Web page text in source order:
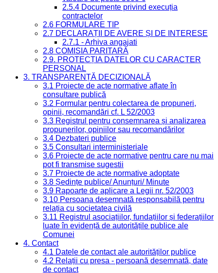
2.5.4 Documente privind execuția
contractelor
2.6 FORMULARE TIP
2.7 DECLARAȚII DE AVERE ȘI DE INTERESE
2.7.1 - Arhiva angajati
2.8 COMISIA PARITARĂ
2.9. PROTECȚIA DATELOR CU CARACTER
PERSONAL
3. TRANSPARENȚĂ DECIZIONALĂ
3.1 Proiecte de acte normative aflate în
consultare publică
3.2 Formular pentru colectarea de propuneri,
opinii, recomandări cf. L 52/2003
3.3 Registrul pentru consemnarea și analizarea
propunerilor, opiniilor sau recomandărilor
3.4 Dezbateri publice
3.5 Consultari interministeriale
3.6 Proiecte de acte normative pentru care nu mai
pot fi transmise sugestii
3.7 Proiecte de acte normative adoptate
3.8 Ședințe publice/ Anunțuri/ Minute
3.9 Rapoarte de aplicare a Legii nr. 52/2003
3.10 Persoana desemnată responsabilă pentru
relația cu societatea civilă
3.11 Registrul asociațiilor, fundațiilor și federațiilor
luate în evidență de autoritățile publice ale
Comunei
4. Contact
4.1 Datele de contact ale autorităților publice
4.2 Relații cu presa - persoană desemnată, date
de contact